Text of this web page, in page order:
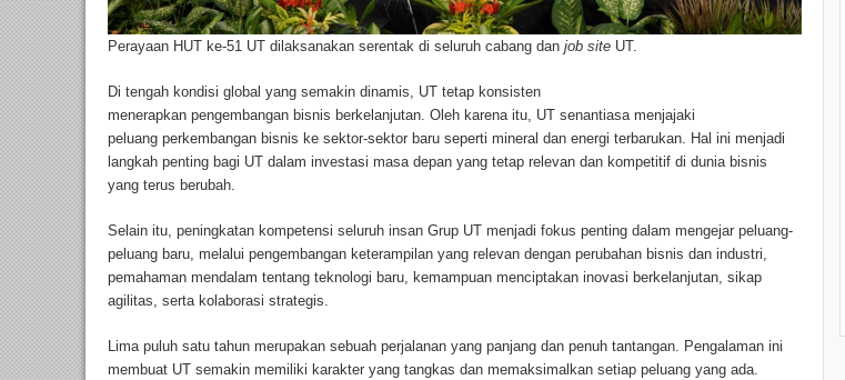
Perayaan HUT ke-51 UT dilaksanakan serentak di seluruh cabang dan job site UT.
Di tengah kondisi global yang semakin dinamis, UT tetap konsisten
menerapkan pengembangan bisnis berkelanjutan. Oleh karena itu, UT senantiasa menjajaki
peluang perkembangan bisnis ke sektor-sektor baru seperti mineral dan energi terbarukan. Hal ini menjadi
langkah penting bagi UT dalam investasi masa depan yang tetap relevan dan kompetitif di dunia bisnis
yang terus berubah.
Selain itu, peningkatan kompetensi seluruh insan Grup UT menjadi fokus penting dalam mengejar peluang-
peluang baru, melalui pengembangan keterampilan yang relevan dengan perubahan bisnis dan industri,
pemahaman mendalam tentang teknologi baru, kemampuan menciptakan inovasi berkelanjutan, sikap
agilitas, serta kolaborasi strategis.
Lima puluh satu tahun merupakan sebuah perjalanan yang panjang dan penuh tantangan. Pengalaman ini
membuat UT semakin memiliki karakter yang tangkas dan memaksimalkan setiap peluang yang ada.